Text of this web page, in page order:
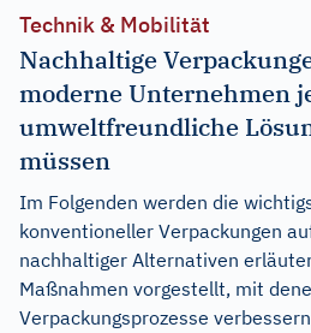
Technik & Mobilität
Nachhaltige
moderne Unternehmen
umweltfreundliche
müssen
Im Folgenden werden die
konventioneller Verpackungen
nachhaltiger Alternativen
Maßnahmen vorgestellt, mit
Verpackungsprozesse